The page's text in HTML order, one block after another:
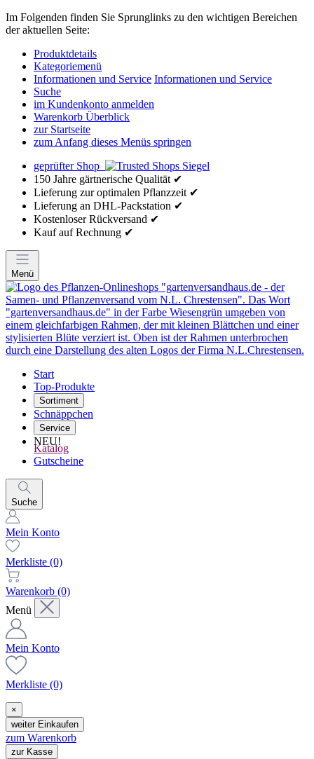
Im Folgenden finden Sie Sprunglinks zu den wichtigen Bereichen
der aktuellen Seite:
Produktdetails
Kategoriemenü
Informationen und Service Informationen und Service
Suche
im Kundenkonto anmelden
Warenkorb Überblick
zur Startseite
zum Anfang dieses Menüs springen
geprüfter Shop
150 Jahre gärtnerische Qualität ✔
Lieferung zur optimalen Pflanzzeit ✔
Lieferung an DHL-Packstation ✔
Kostenloser Rückversand ✔
Kauf auf Rechnung ✔
Menü
Start
Top-Produkte
Sortiment
Schnäppchen
Service
NEU!
Katalog
Gutscheine
Suche
Mein Konto
Merkliste (0)
Warenkorb (0)
Menü
Mein Konto
Merkliste (0)
×
weiter Einkaufen
zum Warenkorb
zur Kasse